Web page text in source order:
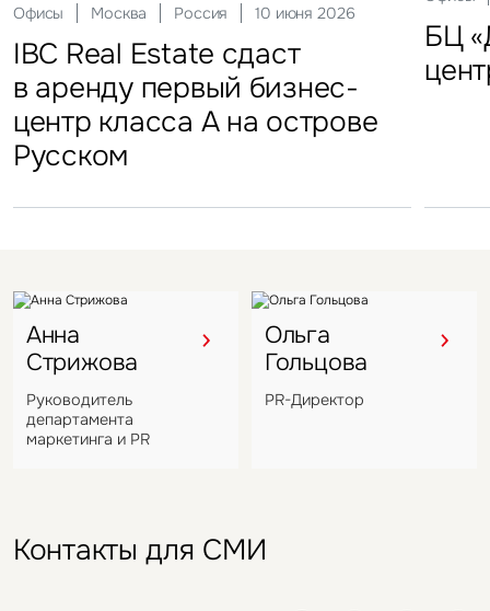
Офисы Москва Россия 10 июня 2026
IBC Real Estate сдаст
в аренду первый бизнес-
центр класса А на острове
Русском
БЦ
FFF group – новый резидент
«Атлант-Парк»
Гостиницы Москва Россия 18 ноября 2025
Новый Crocus Fitness
Петровский парк откроется
в отеле Hyatt Regency
Инвестиции Москва Россия 22 мая 2025
Один из крупнейших
гостиничных комплексов
Подмосковья перешел
под управление компании
29
«Солнце Москвы», ВДНХ
Анна
Стрижова
Руководитель
департамента
маркетинга и PR
Ольга
Гольцова
PR-Директор
Контакты для СМИ